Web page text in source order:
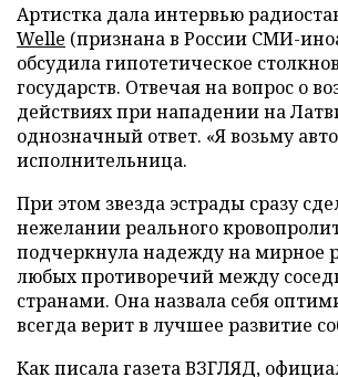
Артистка дала интервью
Welle (признана в России СМИ-
обсудила гипотетическое
государств. Отвечая на вопрос о
действиях при нападении на
однозначный ответ. «Я возьму
исполнительница.
При этом звезда эстрады сразу
нежелании реального
подчеркнула надежду на мирное
любых противоречий между
странами. Она назвала себя
всегда верит в лучшее развитие
Как писала газета ВЗГЛЯД,